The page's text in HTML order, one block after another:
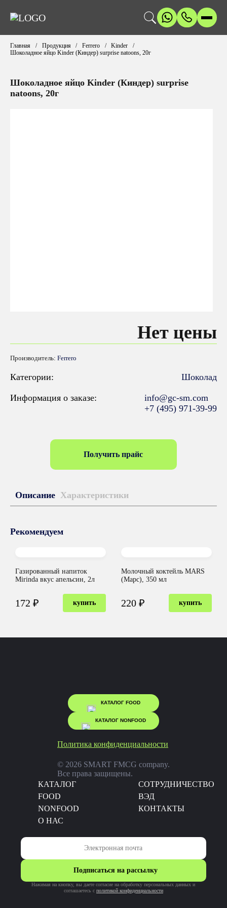
Главная Продукция Ferrero
Kinder
Шоколадное яйцо Kinder (Киндер) surprise natoons, 20г
Шоколадное яйцо Kinder (Киндер) surprise
natoons, 20г
Нет цены
Производитель:Ferrero
Категории: Шоколад
Информация о заказе:
info@gc-sm.com
+7 (495) 971-39-99
Получить прайс
Описание Характеристики
Рекомендуем
Газированный напиток
Mirinda вкус апельсин, 2л
172 ₽ купить
Молочный коктейль MARS
(Марс), 350 мл
220 ₽ купить
КАТАЛОГ FOOD
КАТАЛОГ NONFOOD
Политика конфиденциальности
© 2026 SMART FMCG company.
Все права защищены.
КАТАЛОГ
CОТРУДНИЧЕСТВО
FOOD
ВЭД
NONFOOD
КОНТАКТЫ
О НАС
Подписаться на рассылку
Нажимая на кнопку, вы даете согласие на обработку персональных данных и
соглашаетесь c политикой конфиденциальности